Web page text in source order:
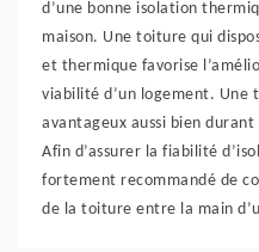
d’une bonne isolation
maison. Une toiture qui
et thermique favorise
viabilité d’un logement. Une
avantageux aussi bien
Afin d’assurer la fiabilité
fortement recommandé de
de la toiture entre la main